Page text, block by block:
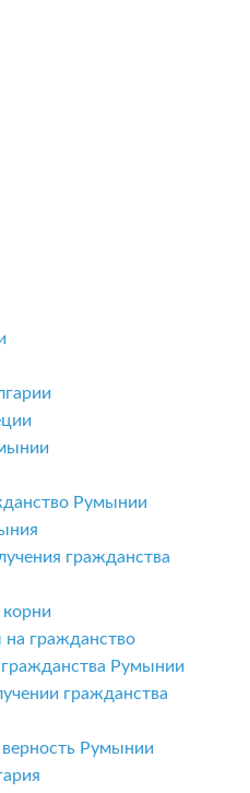
Румынии
гражданства
гражданство
Румынии
гражданства
верность Румынии